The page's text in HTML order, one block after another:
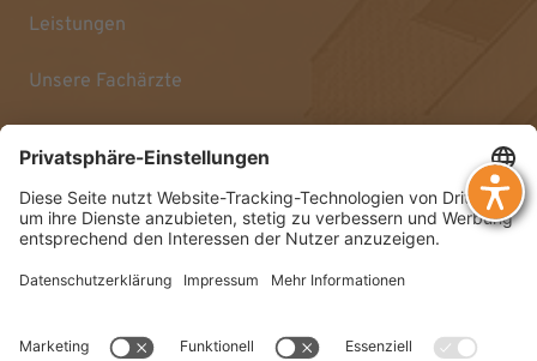
Leistungen
Unsere Fachärzte
Impressum
Datenschutz